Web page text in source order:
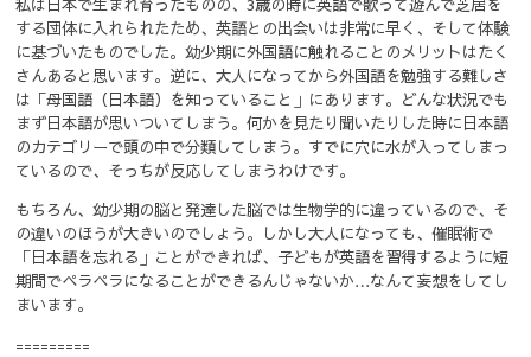
する団体に入れられたため、英語との出会いは非常に早く、そして体験
に基づいたものでした。幼少期に外国語に触れることのメリットはたく
さんあると思います。逆に、大人になってから外国語を勉強する難しさ
は「母国語（日本語）を知っていること」にあります。どんな状況でも
まず日本語が思いついてしまう。何かを見たり聞いたりした時に日本語
のカテゴリーで頭の中で分類してしまう。すでに穴に水が入ってしまっ
ているので、そっちが反応してしまうわけです。
もちろん、幼少期の脳と発達した脳では生物学的に違っているので、そ
の違いのほうが大きいのでしょう。しかし大人になっても、催眠術で
「日本語を忘れる」ことができれば、子どもが英語を習得するように短
期間でペラペラになることができるんじゃないか…なんて妄想をしてし
まいます。
=========